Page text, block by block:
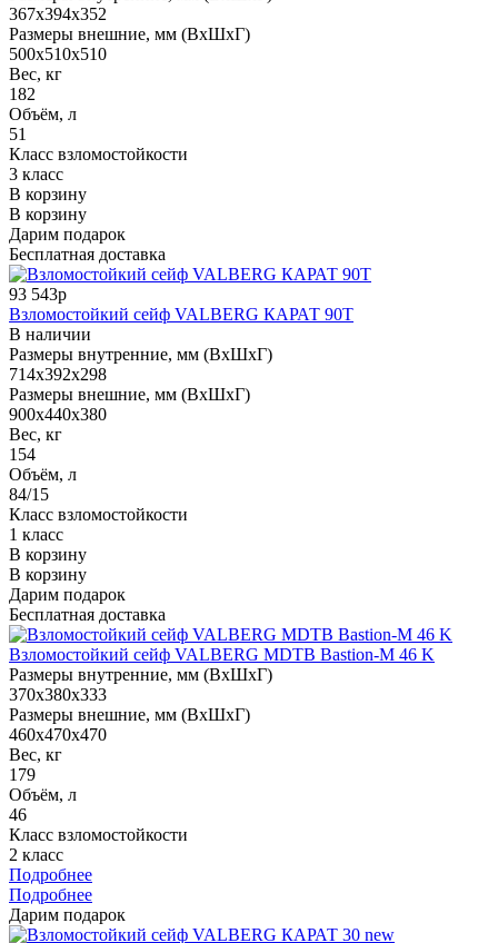
367x394x352
Размеры внешние, мм (ВхШхГ)
500x510x510
Вес, кг
182
Объём, л
51
Класс взломостойкости
3 класс
В корзину
В корзину
Дарим подарок
Бесплатная доставка
93 543р
Взломостойкий сейф VALBERG КАРАТ 90T
В наличии
Размеры внутренние, мм (ВхШхГ)
714x392x298
Размеры внешние, мм (ВхШхГ)
900x440x380
Вес, кг
154
Объём, л
84/15
Класс взломостойкости
1 класс
В корзину
В корзину
Дарим подарок
Бесплатная доставка
Взломостойкий сейф VALBERG MDTB Bastion-M 46 K
Размеры внутренние, мм (ВхШхГ)
370x380x333
Размеры внешние, мм (ВхШхГ)
460x470x470
Вес, кг
179
Объём, л
46
Класс взломостойкости
2 класс
Подробнее
Подробнее
Дарим подарок